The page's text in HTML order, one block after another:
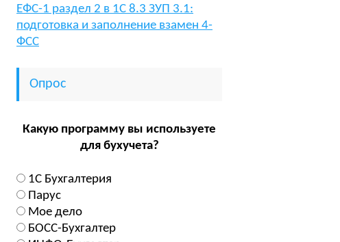
ЕФС-1 раздел 2 в 1С 8.3 ЗУП 3.1:
подготовка и заполнение взамен 4-
ФСС
Опрос
Какую программу вы используете
для бухучета?
1С Бухгалтерия
Парус
Мое дело
БОСС-Бухгалтер